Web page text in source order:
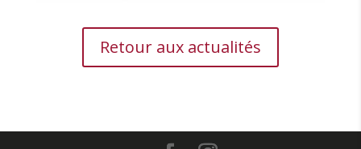
Retour aux actualités